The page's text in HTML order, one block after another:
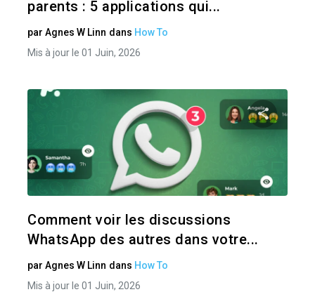
parents : 5 applications qui...
par Agnes W Linn dans How To
Mis à jour le 01 Juin, 2026
Comment voir les discussions
WhatsApp des autres dans votre...
par Agnes W Linn dans How To
Mis à jour le 01 Juin, 2026